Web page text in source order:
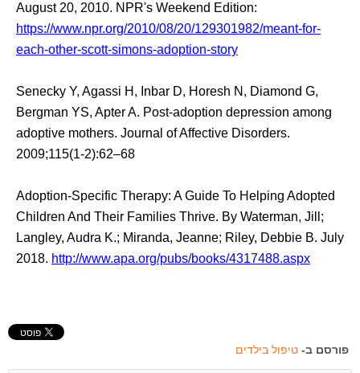
August 20, 2010. NPR's Weekend Edition:
https://www.npr.org/2010/08/20/129301982/meant-for-
each-other-scott-simons-adoption-story
Senecky Y, Agassi H, Inbar D, Horesh N, Diamond G,
Bergman YS, Apter A. Post-adoption depression among
adoptive mothers. Journal of Affective Disorders.
2009;115(1-2):62–68
Adoption-Specific Therapy: A Guide To Helping Adopted
Children And Their Families Thrive. By Waterman, Jill;
Langley, Audra K.; Miranda, Jeanne; Riley, Debbie B. July
2018. http://www.apa.org/pubs/books/4317488.aspx
פורסם ב- טיפול בילדים